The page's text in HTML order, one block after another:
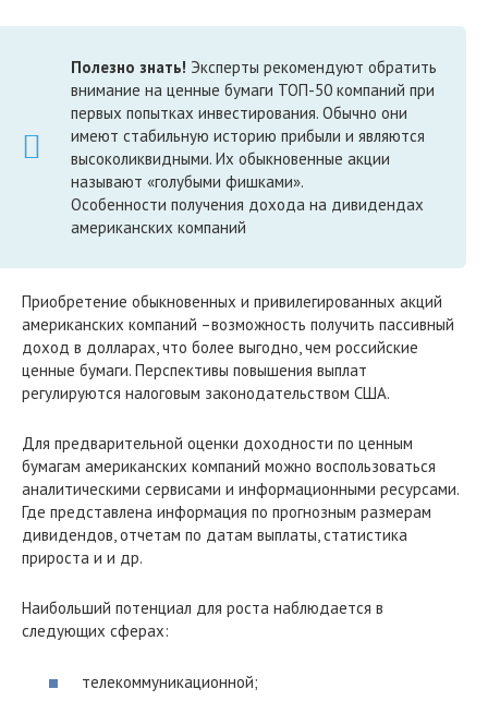
Полезно знать! Эксперты рекомендуют обратить
внимание на ценные бумаги ТОП-50 компаний при
первых попытках инвестирования. Обычно они
имеют стабильную историю прибыли и являются
высоколиквидными. Их обыкновенные акции
называют «голубыми фишками».
Особенности получения дохода на дивидендах
американских компаний
Приобретение обыкновенных и привилегированных акций
американских компаний –возможность получить пассивный
доход в долларах, что более выгодно, чем российские
ценные бумаги. Перспективы повышения выплат
регулируются налоговым законодательством США.
Для предварительной оценки доходности по ценным
бумагам американских компаний можно воспользоваться
аналитическими сервисами и информационными ресурсами.
Где представлена информация по прогнозным размерам
дивидендов, отчетам по датам выплаты, статистика
прироста и и др.
Наибольший потенциал для роста наблюдается в
следующих сферах:
телекоммуникационной;